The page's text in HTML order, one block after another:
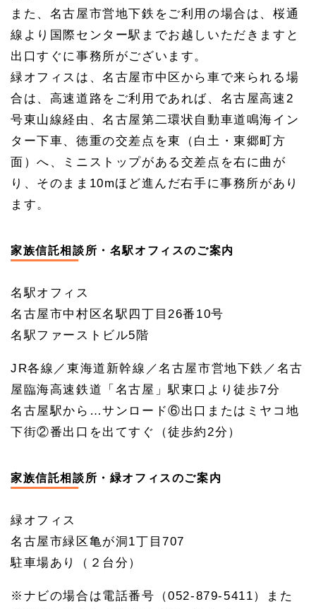
また、名古屋市営地下鉄をご利用の場合は、桜通
線より国際センター駅までお越しいただきますと
出口すぐに事務所がございます。
緑オフィスは、名古屋市中区から車で来られる場
合は、高速道路をご利用であれば、名古屋高速2
号東山線経由、名古屋第二環状自動車道鳴海イン
ター下車、徳重の交差点を東（白土・東郷町方
面）へ、ミニストップがある交差点を右に曲が
り、そのまま10mほど進んだ右手に事務所があり
ます。
家族信託相談所・名駅オフィスのご案内
名駅オフィス
名古屋市中村区名駅四丁目 26番 10号
名駅ファーストビル5 階
JR各線／東海道新幹線／名古屋市営地下鉄／名古
屋臨海高速鉄道「名古屋」駅東口より徒歩7分
名古屋駅から …サンロード⑥出口またはミヤコ地
下街②番出口を出てすぐ（徒歩約 2分）
家族信託相談所・緑オフィスのご案内
緑オフィス
名古屋市緑区亀が洞1丁目707
駐車場あり（２台分）
※ナビの場合は電話番号（052-879-5411）また